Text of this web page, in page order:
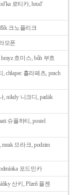
로티카, hrud'
크노플리크
모폰
흐미스, bůh 부흐
, chlapec 흘라페츠, prach
, nikdy 니크디, padák
슈플하티, postel
므라크, podzim
포드민카
산키, Plzeň 플젠